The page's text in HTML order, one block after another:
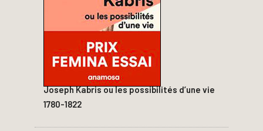
Joseph Kabris ou les possibilités d’une vie
1780-1822